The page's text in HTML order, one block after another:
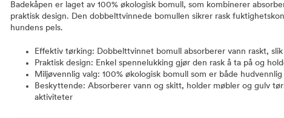
Badekåpen er laget av 100% økologisk bomull, som kombinerer
praktisk design. Den dobbelttvinnede bomullen sikrer rask
hundens pels.
Effektiv tørking: Dobbelttvinnet bomull absorberer vann raskt,
Praktisk design: Enkel spennelukking gjør den rask å ta på og
Miljøvennlig valg: 100% økologisk bomull som er både
Beskyttende: Absorberer vann og skitt, holder møbler og gulv
aktiviteter